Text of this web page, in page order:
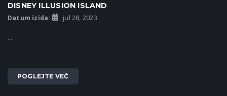
DISNEY ILLUSION ISLAND
Datum izida: jul 28, 2023
...
POGLEJTE VEČ